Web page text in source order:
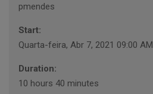
pmendes
Start:
Quarta-feira, Abr 7, 2021 09:00 AM
Duration:
10 hours 40 minutes